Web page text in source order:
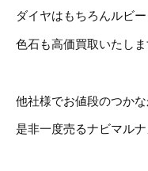
ダイヤはもちろんルビ
色石も高価買取いたしま
他社様でお値段のつか
是非一度売るナビマル